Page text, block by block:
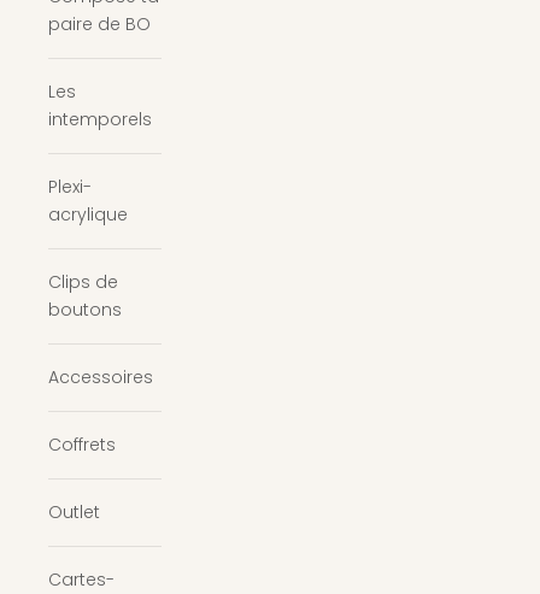
paire de BO
Les
intemporels
Plexi-
acrylique
Clips de
boutons
Accessoires
Coffrets
Outlet
Cartes-